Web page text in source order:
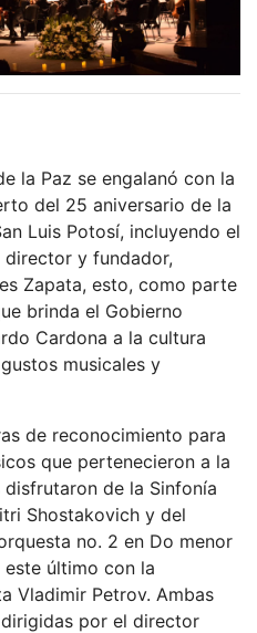
la Paz se engalanó con la
del 25 aniversario de la
Luis Potosí, incluyendo el
director y fundador,
Zapata, esto, como parte
brinda el Gobierno
Cardona a la cultura
musicales y
de reconocimiento para
que pertenecieron a la
de la Sinfonía
Shostakovich y del
no. 2 en Do menor
este último con la
Vladimir Petrov. Ambas
por el director